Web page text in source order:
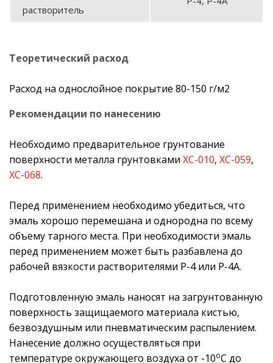
растворитель
Теоретический расход
Расход на однослойное покрытие 80-150 г/м2
Рекомендации по нанесению
Необходимо предварительное грунтование
поверхности металла грунтовками ХС-010, ХС-059,
ХС-068.
Перед применением необходимо убедиться, что
эмаль хорошо перемешана и однородна по всему
объему тарного места. При необходимости эмаль
перед применением может быть разбавлена до
рабочей вязкости растворителями Р-4 или Р-4А.
Подготовленную эмаль наносят на загрунтованную
поверхность защищаемого материала кистью,
безвоздушным или пневматическим распылением.
Нанесение должно осуществляться при
температуре окружающего воздуха от -10оС до